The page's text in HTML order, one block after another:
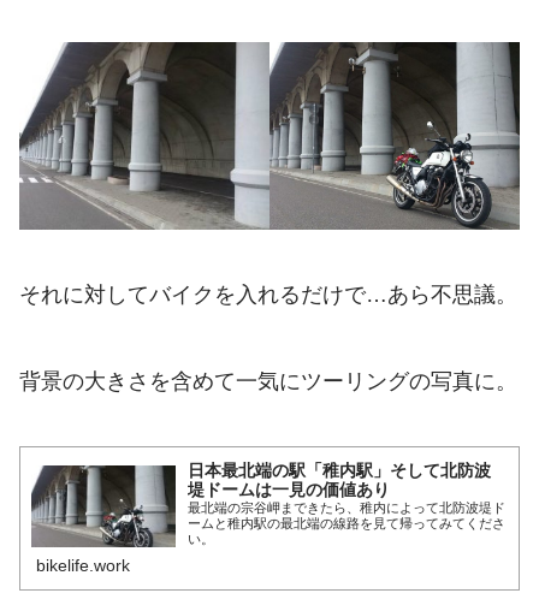
それに対してバイクを入れるだけで…あら不思議。
背景の大きさを含めて一気にツーリングの写真に。
日本最北端の駅「稚内駅」そして北防波
堤ドームは一見の価値あり
最北端の宗谷岬まできたら、稚内によって北防波堤ド
ームと稚内駅の最北端の線路を見て帰ってみてくださ
い。
bikelife.work